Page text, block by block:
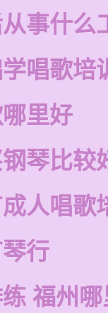
事什么
唱歌培
里好
琴比较
人唱歌
行
福州